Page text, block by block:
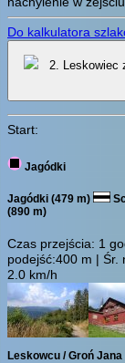
Do kalkulatora
2. Leskowiec
Start:
Jagódki
Jagódki (479 m)
(890 m)
Czas przejścia: 1
podejść:400 m | Śr.
2.0 km/h
Leskowcu / Groń Jana